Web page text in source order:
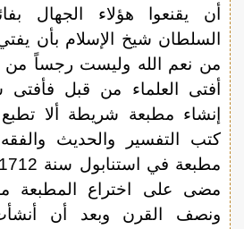
أن يقنعوا هؤلاء الجهال
السلطان شيخ الإسلام بأن
من نعم الله وليست رجساً
أفتى العلماء من قبل فأفتى
إنشاء مطبعة شريطة ألا تطبع
كتب التفسير والحديث
مضى على اختراع المطبعة
ونصف القرن وبعد أن